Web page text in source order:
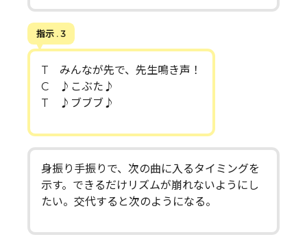
指示 . 3
T みんなが先で、先生鳴き声！
C ♪こぶた♪
T ♪ブブブ♪
身振り手振りで、次の曲に入るタイミングを
示す。できるだけリズムが崩れないようにし
たい。交代すると次のようになる。